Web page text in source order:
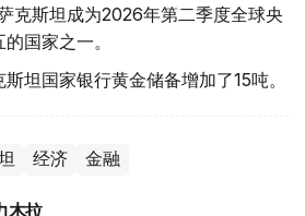
克斯坦成为2026年第二季度全球央
国家之一。
坦国家银行黄金储备增加了15吨。
经济 金融
木拉